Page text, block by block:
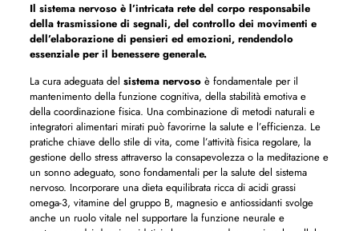
Il sistema nervosoè l’intricata rete del corpo responsabile
della trasmissione di segnali, del controllo dei movimenti e
dell’elaborazione di pensieri ed emozioni, rendendolo
essenziale per il benessere generale.
La cura adeguata del sistema nervosoè fondamentale per il
mantenimento della funzione cognitiva, della stabilità emotiva e
della coordinazione fisica. Una combinazione di metodi naturali e
integratori alimentari mirati può favorirne la salute e l’efficienza. Le
pratiche chiave dello stile di vita, come l’attività fisica regolare, la
gestione dello stress attraverso la consapevolezza o la meditazione e
un sonno adeguato, sono fondamentali per la salute del sistema
nervoso. Incorporare una dieta equilibrata ricca di acidi grassi
omega-3, vitamine del gruppo B, magnesio e antiossidanti svolge
anche un ruolo vitale nel supportare la funzione neurale e